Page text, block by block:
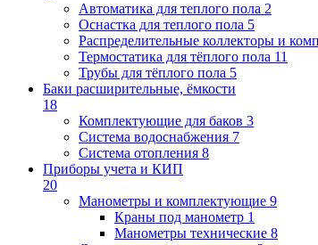
Автоматика для теплого пола 2
Оснастка для теплого пола 5
Распределительные коллекторы и
Термостатика для тёплого пола 11
Трубы для тёплого пола 5
Баки расширительные, ёмкости
18
Комплектующие для баков 3
Система водоснабжения 7
Система отопления 8
Приборы учета и КИП
20
Манометры и комплектующие 9
Краны под манометр 1
Манометры технические 8